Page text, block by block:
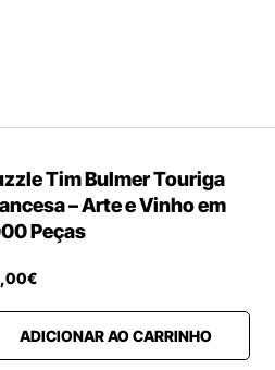
Tim Bulmer Touriga
– Arte e Vinho em
Peças
,00€
ADICIONAR AO CARRINHO